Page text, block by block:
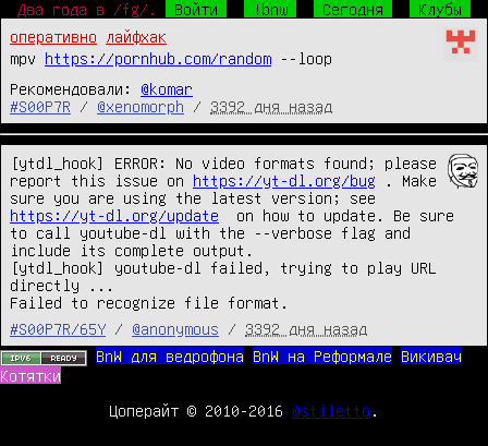
Два года в /fg/. Войти !bnw Сегодня
Клубы
оперативно
лайфхак
mpv https://pornhub.com/random --loop
Рекомендовали: @komar
#S00P7R
/ @xenomorph / 3392 дня назад
[ytdl_hook] ERROR: No video formats found; please
report this issue on https://yt-dl.org/bug . Make
https://yt-dl.org/update
  on how to update. Be sure
to call youtube-dl with the --verbose flag and
include its complete output.
[ytdl_hook] youtube-dl failed, trying to play URL
directly ...
#S00P7R/65Y
/ @anonymous / 3392 дня назад
BnW для ведрофона
BnW на Реформале
Викивач
Котятки
Цоперайт © 2010-2016 @stiletto